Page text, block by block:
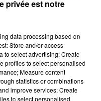
en guerra contra
acciones legales
por la alteración
en la web
privée est notre
data processing based on
Store and/or access
to select advertising; Create
profiles to select personalised
Measure content
statistics or combinations
improve services; Create
to select personalised